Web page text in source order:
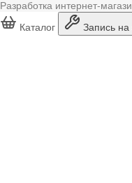
Разработка интернет-
Каталог
Запись на